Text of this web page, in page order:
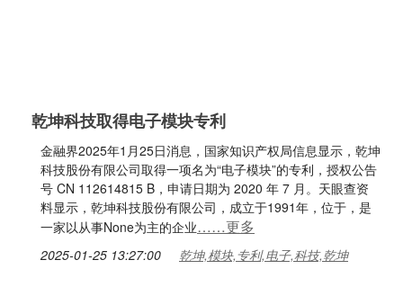
乾坤科技取得电子模块专利
金融界2025年1月25日消息，国家知识产权局信息显示，乾坤
科技股份有限公司取得一项名为“电子模块”的专利，授权公告
号 CN 112614815 B，申请日期为 2020 年 7 月。天眼查资
料显示，乾坤科技股份有限公司，成立于1991年，位于，是
一家以从事None为主的企业……更多
2025-01-25 13:27:00 乾坤,模块,专利,电子,科技,乾坤